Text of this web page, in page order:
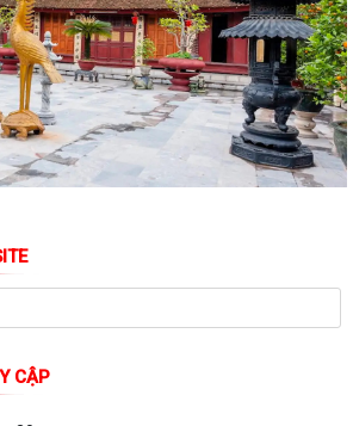
HƯNG ĐẠO TỔ CHỨC KỲ HỌP THỨ 2
NĂM) NĂM 2026
Đạo đạt nhiều kết quả tích cực trong 6 tháng
HƯNG ĐẠO TỔ CHỨC HỘI NGHỊ BÁO
2026
SÓC NGHĨA TRANG...
CẬP